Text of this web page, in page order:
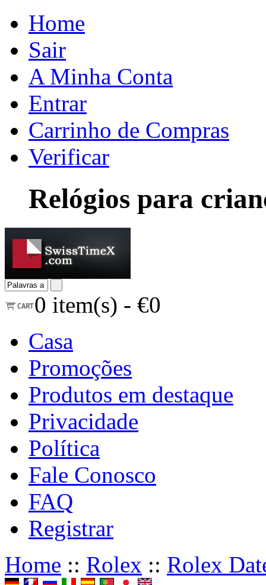
Home
Sair
A Minha Conta
Entrar
Carrinho de Compras
Verificar
Relógios para
0 item(s) - €0
Casa
Promoções
Produtos em destaque
Privacidade
Política
Fale Conosco
FAQ
Registrar
Home :: Rolex :: Rolex